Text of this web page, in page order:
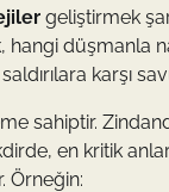
geliştirmek
düşmanla
karşı
sahiptir.
en kritik
Örneğin: